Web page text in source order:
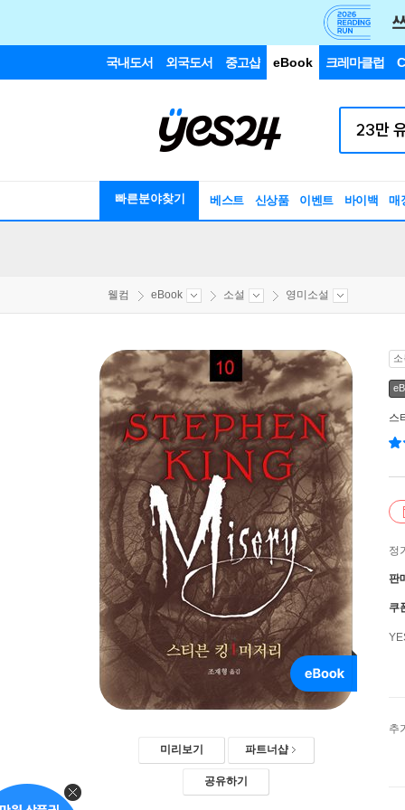
국내도서 외국도서 중고샵 eBook 크레마클럽
빠른분야찾기 베스트 신상품 이벤트 바이백 매
웰컴 eBook 소설 영미소설
미리보기 파트너샵
공유하기
스
정
판
쿠
추